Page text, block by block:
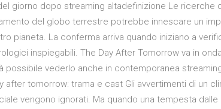
giorno dopo streaming altadefinizione Le
del globo terrestre potrebbe innescare un
pianeta. La conferma arriva quando iniziano a
inspiegabili. The Day After Tomorrow va in
possibile vederlo anche in contemporanea
after tomorrow: trama e cast Gli avvertimenti di un
vengono ignorati. Ma quando una tempesta